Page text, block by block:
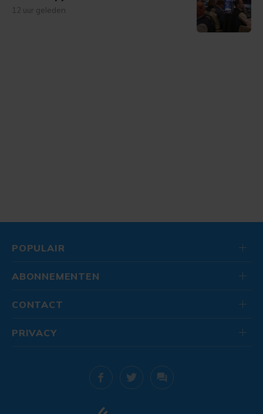
12 uur geleden
POPULAIR
ABONNEMENTEN
CONTACT
PRIVACY